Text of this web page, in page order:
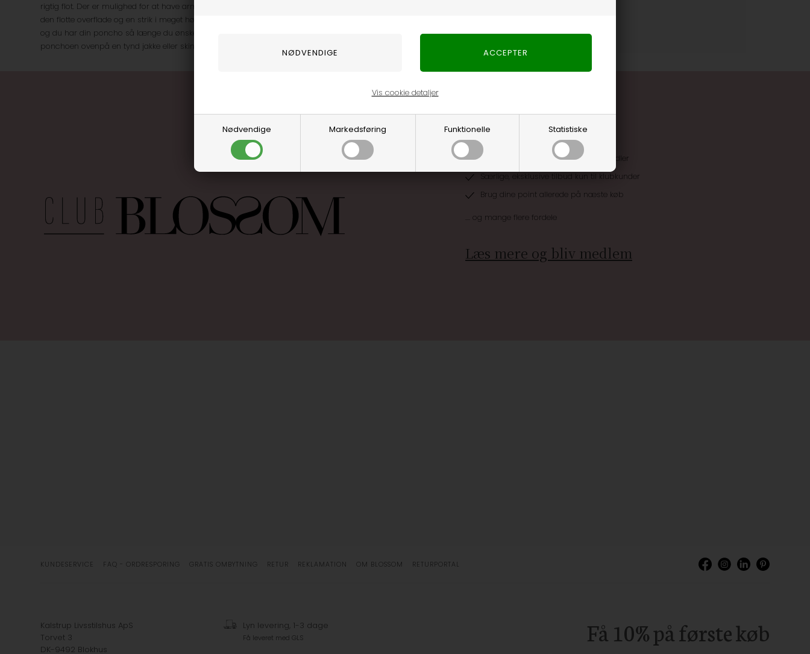
Nødvendige Markedsføring Funktionelle Statistiske
Vis cookie detaljer
rigtig flot. Der er mulighed for at have armene ud i begge sider. Fineste kvalitet 50% fin merino uld og 50% akryl - sikrer dig
den flotte overflade og en strik i meget høj kvalitet. Luftvask den gerne, og ellers vask med uldvaskepulver på uldprogram
og du har din poncho så længe du ønsker. Style Adi Poncho til alt - Perfekt til enhver lejlighed og tøv ikke med brug
ponchoen ovenpå en tynd jakke eller skindjakke. Et must-have i din efterårs- og forårsgarderobe.
Optjen 3% i bonuskroner når du handler
Særlige, eksklusive tilbud kun til klubkunder
Brug dine point allerede på næste køb
.... og mange flere fordele
Læs mere og bliv medlem
KUNDESERVICE FAQ - ORDRESPORING GRATIS OMBYTNING RETUR REKLAMATION OM BLOSSOM RETURPORTAL
Kalstrup Livsstilshus ApS
Torvet 3
DK-9492 Blokhus
Lyn levering, 1-3 dage
Få leveret med GLS Få 10% på første køb